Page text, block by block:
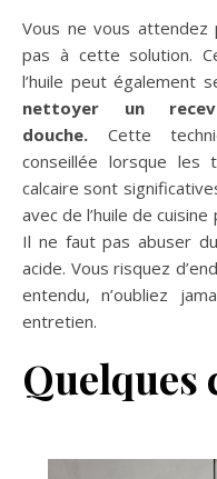
Vous ne vous attendez
pas à cette solution.
l’huile peut également
nettoyer un
douche. Cette
conseillée lorsque les
calcaire sont
avec de l’huile de
Il ne faut pas abuser
acide. Vous risquez
entendu, n’oubliez
entretien.
Quelques